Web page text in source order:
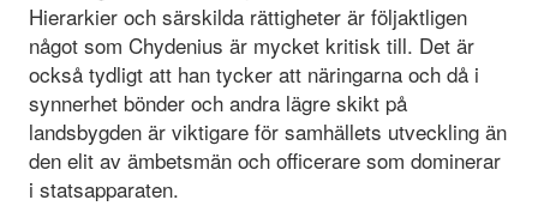
Hierarkier och särskilda rättigheter är följaktligen
något som Chydenius är mycket kritisk till. Det är
också tydligt att han tycker att näringarna och då i
synnerhet bönder och andra lägre skikt på
landsbygden är viktigare för samhällets utveckling än
den elit av ämbetsmän och officerare som dominerar
i statsapparaten.